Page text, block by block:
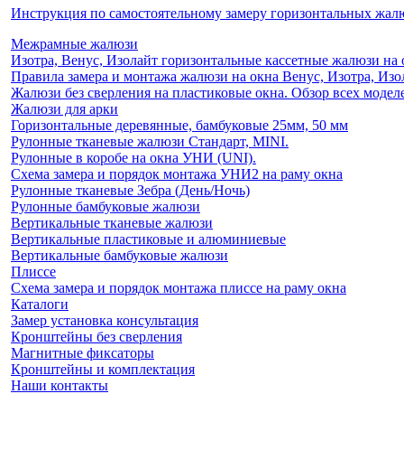
Инструкция по самостоятельному замеру горизонтальных
Межрамные жалюзи
Изотра, Венус, Изолайт горизонтальные кассетные жалюзи на
Правила замера и монтажа жалюзи на окна Венус, Изотра,
Жалюзи без сверления на пластиковые окна. Обзор всех
Жалюзи для арки
Горизонтальные деревянные, бамбуковые 25мм, 50 мм
Рулонные тканевые жалюзи Стандарт, MINI.
Рулонные в коробе на окна УНИ (UNI).
Схема замера и порядок монтажа УНИ2 на раму окна
Рулонные тканевые Зебра (День/Ночь)
Рулонные бамбуковые жалюзи
Вертикальные тканевые жалюзи
Вертикальные пластиковые и алюминиевые
Вертикальные бамбуковые жалюзи
Плиссе
Схема замера и порядок монтажа плиссе на раму окна
Каталоги
Замер установка консультация
Кронштейны без сверления
Магнитные фиксаторы
Кронштейны и комплектация
Наши контакты